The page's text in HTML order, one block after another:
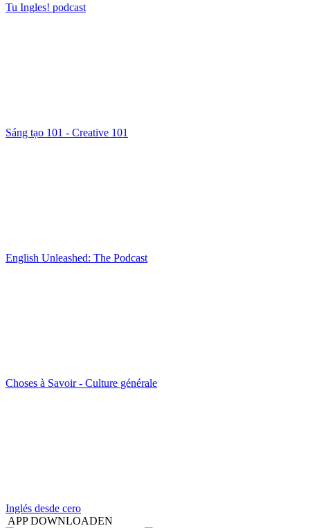
Tu Ingles! podcast
Sáng tạo 101 - Creative 101
English Unleashed: The Podcast
Choses à Savoir - Culture générale
Inglés desde cero
APP DOWNLOADEN